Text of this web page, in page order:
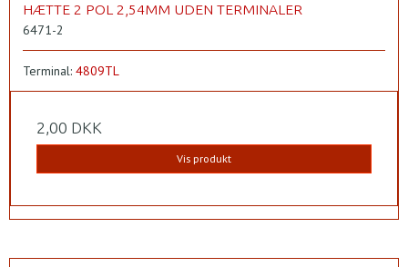
HÆTTE 2 POL 2,54MM UDEN TERMINALER
6471-2
Terminal: 4809TL
2,00 DKK
Vis produkt